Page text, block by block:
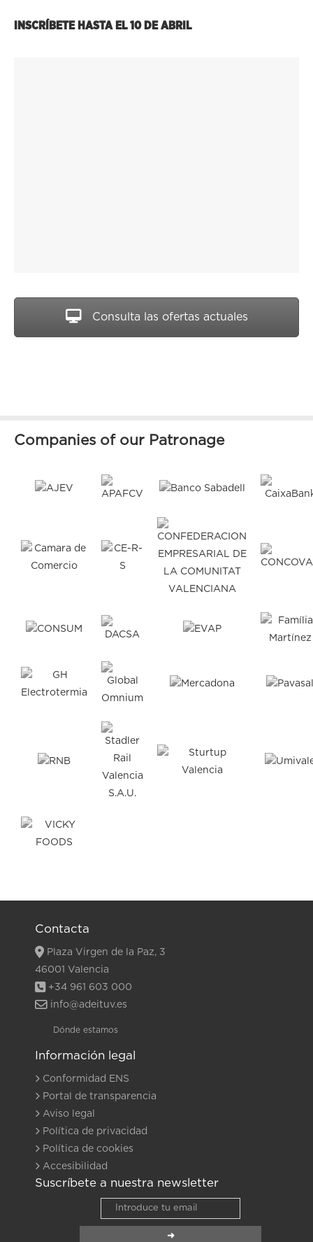
INSCRÍBETE HASTA EL10 DE ABRIL
Consulta las ofertas actuales
Companies of our Patronage
Contacta
Plaza Virgen de la Paz, 3
46001 Valencia
+34 961 603 000
info@adeituv.es
Dónde estamos
Información legal
Conformidad ENS
Portal de transparencia
Aviso legal
Política de privacidad
Política de cookies
Accesibilidad
Suscríbete a nuestra newsletter